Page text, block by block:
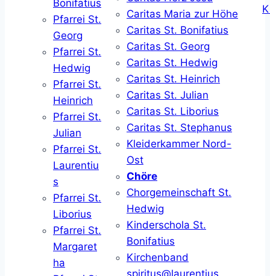
Bonifatius
Pfarrei St.
Georg
Pfarrei St.
Hedwig
Pfarrei St.
Heinrich
Pfarrei St.
Julian
Pfarrei St.
Laurentiu
s
Pfarrei St.
Liborius
Pfarrei St.
Margaret
ha
Caritas Maria zur Höhe
Caritas St. Bonifatius
Caritas St. Georg
Caritas St. Hedwig
Caritas St. Heinrich
Caritas St. Julian
Caritas St. Liborius
Caritas St. Stephanus
Kleiderkammer Nord-
Ost
Chöre
Chorgemeinschaft St.
Hedwig
Kinderschola St.
Bonifatius
Kirchenband
spiritus@laurentius